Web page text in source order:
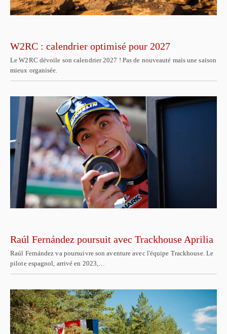
W2RC : calendrier optimisé pour 2027
Le W2RC dévoile son calendrier 2027 ! Pas de nouveauté mais une saison
mieux organisée.
Raúl Fernández poursuit avec Trackhouse Aprilia
Raúl Fernández va poursuivre son aventure avec l'équipe Trackhouse. Le
pilote espagnol, arrivé en 2023,…